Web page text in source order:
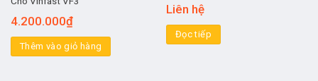
4.200.000₫
Thêm vào giỏ hàng
Liên hệ
Đọc tiếp